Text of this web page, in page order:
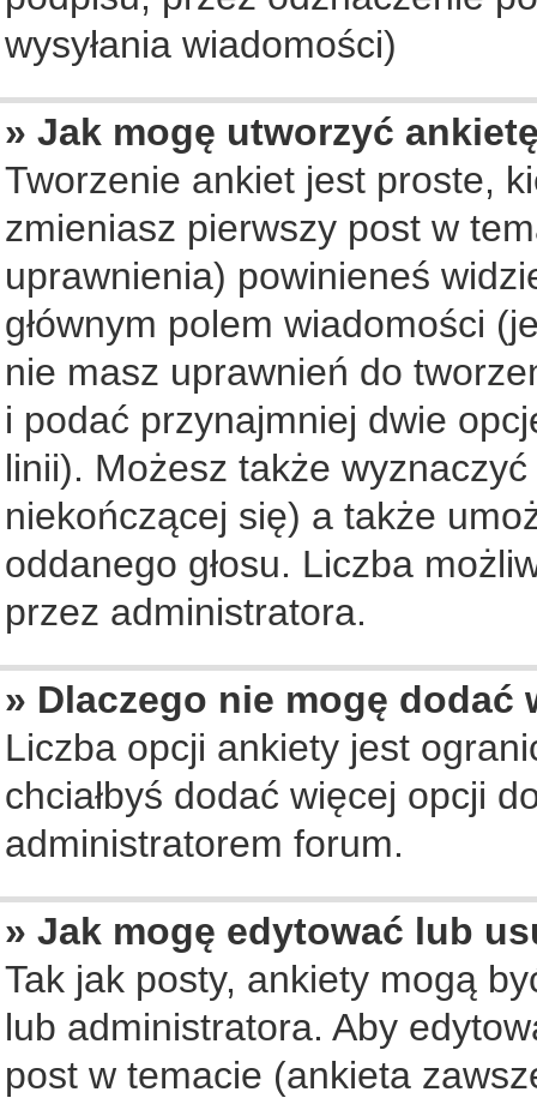
wysyłania wiadomości)
» Jak mogę utworzyć
Tworzenie ankiet jest proste,
zmieniasz pierwszy post w
uprawnienia) powinieneś
głównym polem wiadomości
nie masz uprawnień do
i podać przynajmniej dwie
linii). Możesz także
niekończącej się) a także
oddanego głosu. Liczba
przez administratora.
» Dlaczego nie mogę
Liczba opcji ankiety jest
chciałbyś dodać więcej opcji
administratorem forum.
» Jak mogę edytować lub
Tak jak posty, ankiety mogą
lub administratora. Aby
post w temacie (ankieta